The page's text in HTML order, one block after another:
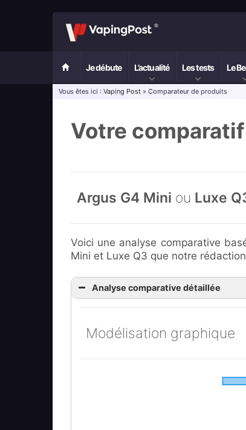
Je débute L’actualité Les tests Le
Vous êtes ici : Vaping Post » Comparateur de produits
Votre
Argus G4 Mini ou Luxe
Voici une analyse comparative
Mini et Luxe Q3 que notre
Analyse comparative détaillée
Modélisation graphique